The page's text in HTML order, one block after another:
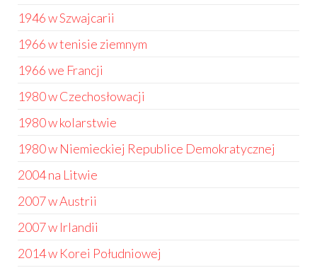
1946 w Szwajcarii
1966 w tenisie ziemnym
1966 we Francji
1980 w Czechosłowacji
1980 w kolarstwie
1980 w Niemieckiej Republice Demokratycznej
2004 na Litwie
2007 w Austrii
2007 w Irlandii
2014 w Korei Południowej